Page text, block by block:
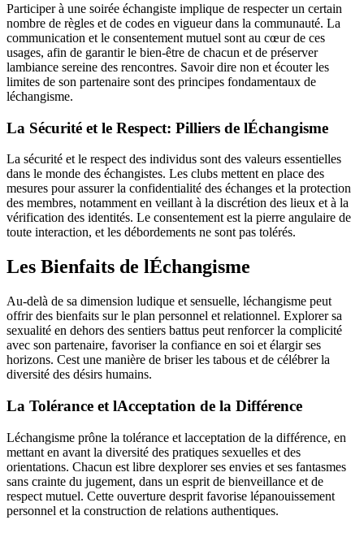
Participer à une soirée échangiste implique de respecter un certain
nombre de règles et de codes en vigueur dans la communauté. La
communication et le consentement mutuel sont au cœur de ces
usages, afin de garantir le bien-être de chacun et de préserver
lambiance sereine des rencontres. Savoir dire non et écouter les
limites de son partenaire sont des principes fondamentaux de
léchangisme.
La Sécurité et le Respect: Pilliers de lÉchangisme
La sécurité et le respect des individus sont des valeurs essentielles
dans le monde des échangistes. Les clubs mettent en place des
mesures pour assurer la confidentialité des échanges et la protection
des membres, notamment en veillant à la discrétion des lieux et à la
vérification des identités. Le consentement est la pierre angulaire de
toute interaction, et les débordements ne sont pas tolérés.
Les Bienfaits de lÉchangisme
Au-delà de sa dimension ludique et sensuelle, léchangisme peut
offrir des bienfaits sur le plan personnel et relationnel. Explorer sa
sexualité en dehors des sentiers battus peut renforcer la complicité
avec son partenaire, favoriser la confiance en soi et élargir ses
horizons. Cest une manière de briser les tabous et de célébrer la
diversité des désirs humains.
La Tolérance et lAcceptation de la Différence
Léchangisme prône la tolérance et lacceptation de la différence, en
mettant en avant la diversité des pratiques sexuelles et des
orientations. Chacun est libre dexplorer ses envies et ses fantasmes
sans crainte du jugement, dans un esprit de bienveillance et de
respect mutuel. Cette ouverture desprit favorise lépanouissement
personnel et la construction de relations authentiques.